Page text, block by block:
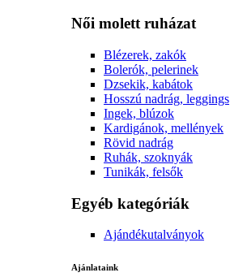
Női molett ruházat
Blézerek, zakók
Bolerók, pelerinek
Dzsekik, kabátok
Hosszú nadrág, leggings
Ingek, blúzok
Kardigánok, mellények
Rövid nadrág
Ruhák, szoknyák
Tunikák, felsők
Egyéb kategóriák
Ajándékutalványok
Ajánlataink